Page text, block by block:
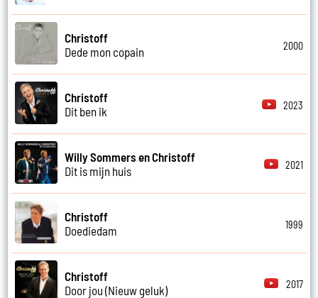
Christoff
Dede mon copain
2000
Christoff
Dit ben ik
2023
Willy Sommers en Christoff
Dit is mijn huis
2021
Christoff
Doediedam
1999
Christoff
Door jou (Nieuw geluk)
2017